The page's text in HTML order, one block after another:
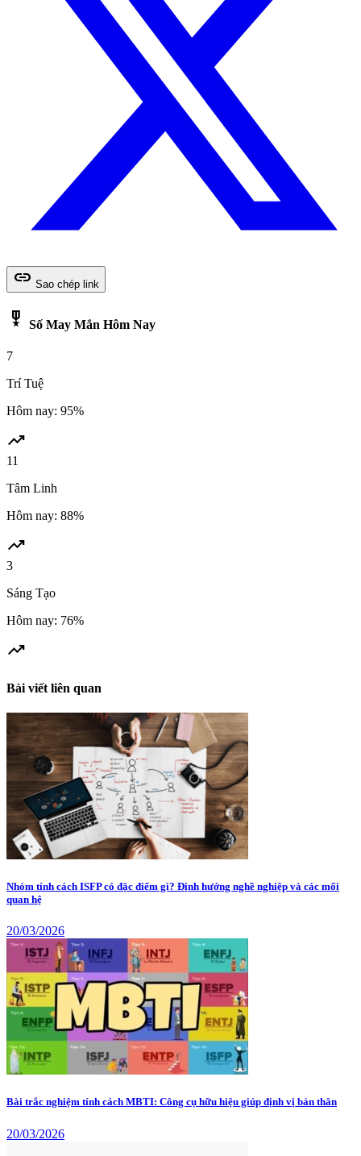
link Sao chép link
military_tech Số May Mắn Hôm Nay
7
Trí Tuệ
Hôm nay: 95%
trending_up
11
Tâm Linh
Hôm nay: 88%
trending_up
3
Sáng Tạo
Hôm nay: 76%
trending_up
Bài viết liên quan
Nhóm tính cách ISFP có đặc điểm gì? Định hướng nghề nghiệp và các mối
quan hệ
20/03/2026
Bài trắc nghiệm tính cách MBTI: Công cụ hữu hiệu giúp định vị bản thân
20/03/2026